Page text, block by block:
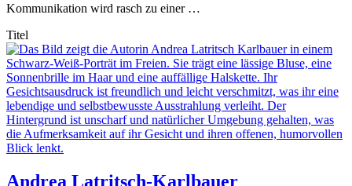
Kommunikation wird rasch zu einer …
Titel
Andrea Latritsch-Karlbauer